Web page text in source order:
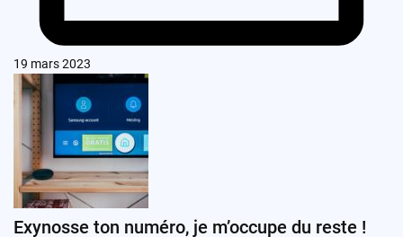
19 mars 2023
Exynosse ton numéro, je m’occupe du reste !